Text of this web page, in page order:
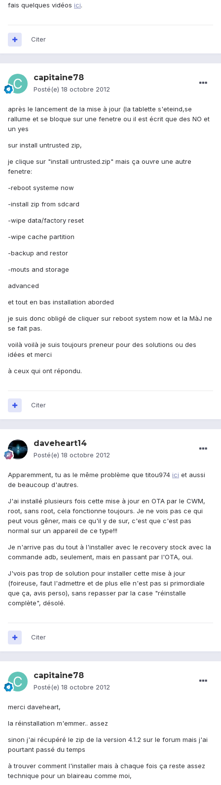
fais quelques vidéos ici.
Citer
capitaine78
Posté(e) 18 octobre 2012
après le lancement de la mise à jour (la tablette s'eteind,se
rallume et se bloque sur une fenetre ou il est écrit que des NO et
un yes
sur install untrusted zip,
je clique sur "install untrusted.zip" mais ça ouvre une autre
fenetre:
-reboot systeme now
-install zip from sdcard
-wipe data/factory reset
-wipe cache partition
-backup and restor
-mouts and storage
advanced
et tout en bas installation aborded
je suis donc obligé de cliquer sur reboot system now et la MàJ ne
se fait pas.
voilà voilà je suis toujours preneur pour des solutions ou des
idées et merci
à ceux qui ont répondu.
Citer
daveheart14
Posté(e) 18 octobre 2012
Apparemment, tu as le même problème que titou974 ici et aussi
de beaucoup d'autres.
J'ai installé plusieurs fois cette mise à jour en OTA par le CWM,
root, sans root, cela fonctionne toujours. Je ne vois pas ce qui
peut vous gêner, mais ce qu'il y de sur, c'est que c'est pas
normal sur un appareil de ce type!!!
Je n'arrive pas du tout à l'installer avec le recovery stock avec la
commande adb, seulement, mais en passant par l'OTA, oui.
J'vois pas trop de solution pour installer cette mise à jour
(foireuse, faut l'admettre et de plus elle n'est pas si primordiale
que ça, avis perso), sans repasser par la case "réinstalle
complète", désolé.
Citer
capitaine78
Posté(e) 18 octobre 2012
merci daveheart,
la réinstallation m'emmer.. assez
sinon j'ai récupéré le zip de la version 4.1.2 sur le forum mais j'ai
pourtant passé du temps
à trouver comment l'installer mais à chaque fois ça reste assez
technique pour un blaireau comme moi,